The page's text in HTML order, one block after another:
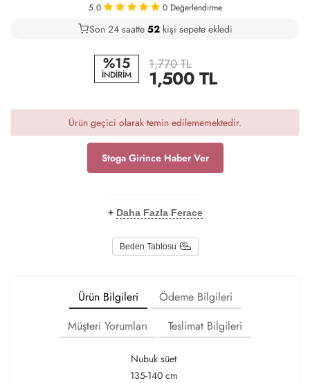
5.0 0 Değerlendirme
35
Son 24 saatte 52kişi sepete ekledi
18
%15
İNDİRİM
1,770 TL
1,500TL
Ürün geçici olarak temin edilememektedir.
Stoga Girince Haber Ver
+ Daha Fazla Ferace
Beden Tablosu
Ürün Bilgileri
Ödeme Bilgileri
Müşteri Yorumları
Teslimat Bilgileri
Nubuk süet
135-140 cm